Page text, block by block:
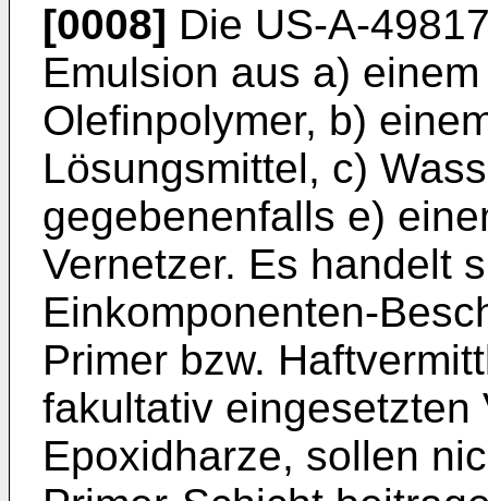
[0008] Die US-A-
Emulsion aus a)
Olefinpolymer, b)
Lösungsmittel, c)
gegebenenfalls e)
Vernetzer. Es handelt
Einkomponenten-
Primer bzw.
fakultativ eingesetzten
Epoxidharze, sollen